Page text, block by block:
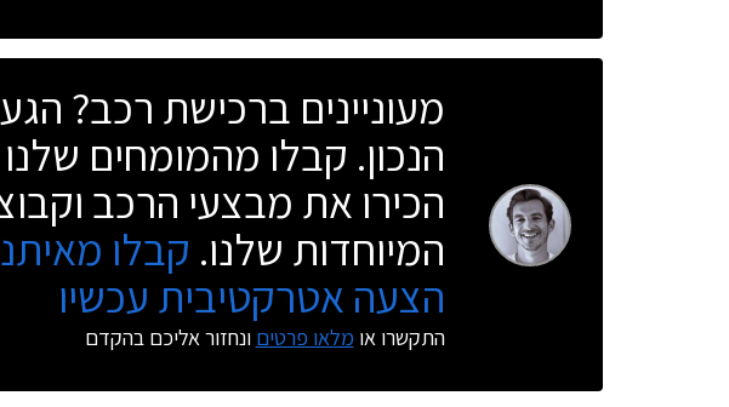
מעוניינים ברכישת רכב?
הנכון. קבלו מהמומחים שלנו
הכירו את מבצעי הרכב
המיוחדות שלנו. קבלו
הצעה אטרקטיבית עכשיו
התקשרו או מלאו פרטים ונחזור אליכם בהקדם